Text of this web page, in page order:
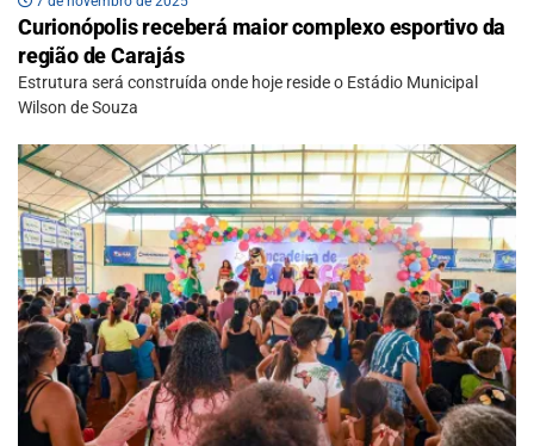
Curionópolis receberá maior complexo esportivo da
região de Carajás
Estrutura será construída onde hoje reside o Estádio Municipal
Wilson de Souza